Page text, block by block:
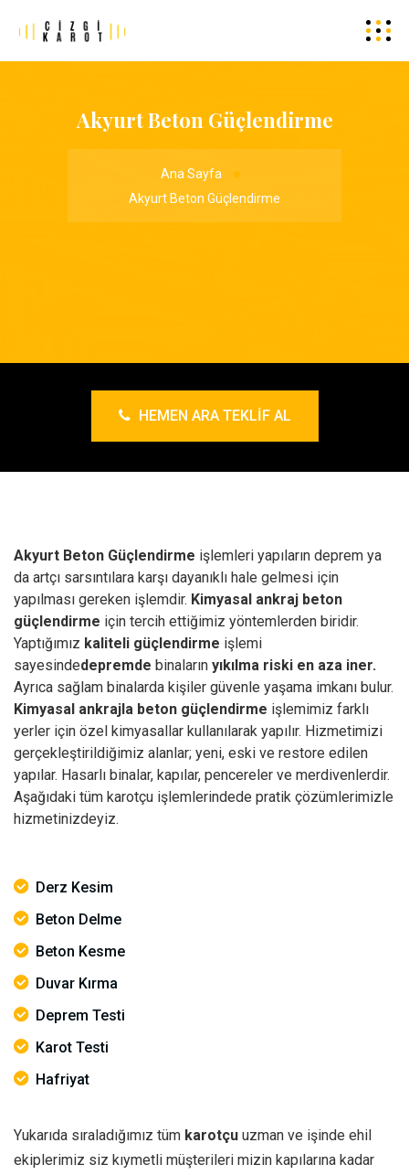
Akyurt Beton Güçlendirme
Ana Sayfa
Akyurt Beton Güçlendirme
HEMEN ARA TEKLIF AL
Akyurt Beton Güçlendirme işlemleri yapıların deprem ya
da artçı sarsıntılara karşı dayanıklı hale gelmesi için
yapılması gereken işlemdir. Kimyasal ankraj beton
güçlendirme için tercih ettiğimiz yöntemlerden biridir.
Yaptığımız kaliteli güçlendirme işlemi
sayesindedepremde binaların yıkılma riski en aza iner.
Ayrıca sağlam binalarda kişiler güvenle yaşama imkanı bulur.
Kimyasal ankrajla beton güçlendirme işlemimiz farklı
yerler için özel kimyasallar kullanılarak yapılır. Hizmetimizi
gerçekleştirildiğimiz alanlar; yeni, eski ve restore edilen
yapılar. Hasarlı binalar, kapılar, pencereler ve merdivenlerdir.
Aşağıdaki tüm karotçu işlemlerindede pratik çözümlerimizle
hizmetinizdeyiz.
Derz Kesim
Beton Delme
Beton Kesme
Duvar Kırma
Deprem Testi
Karot Testi
Hafriyat
Yukarıda sıraladığımız tüm karotçu uzman ve işinde ehil
ekiplerimiz siz kıymetli müşterileri mizin kapılarına kadar